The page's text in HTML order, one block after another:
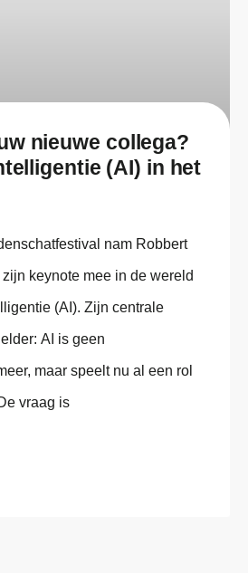
nieuwe collega?
(AI) in het
nam Robbert
keynote mee in de wereld
(AI). Zijn centrale
AI is geen
maar speelt nu al een rol
vraag is